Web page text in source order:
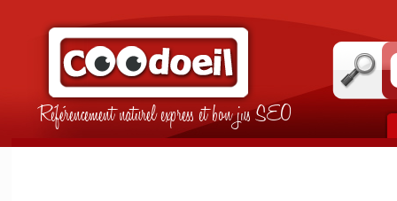
Référencement naturel express et bon jus SEO